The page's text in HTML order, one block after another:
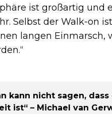
ist großartig und
Selbst der Walk-on
langen Einmarsch,
kann nicht sagen,
ist“ – Michael van